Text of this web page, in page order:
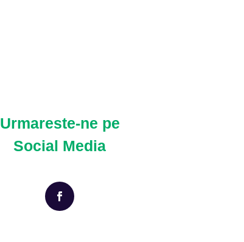
Urmareste-ne pe
Social Media